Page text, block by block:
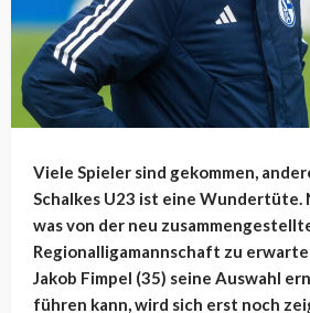
Viele Spieler sind gekommen,
Schalkes U23 ist eine Wundertüte.
was von der neu
Regionalligamannschaft zu
Jakob Fimpel (35) seine Auswahl
führen kann, wird sich erst noch